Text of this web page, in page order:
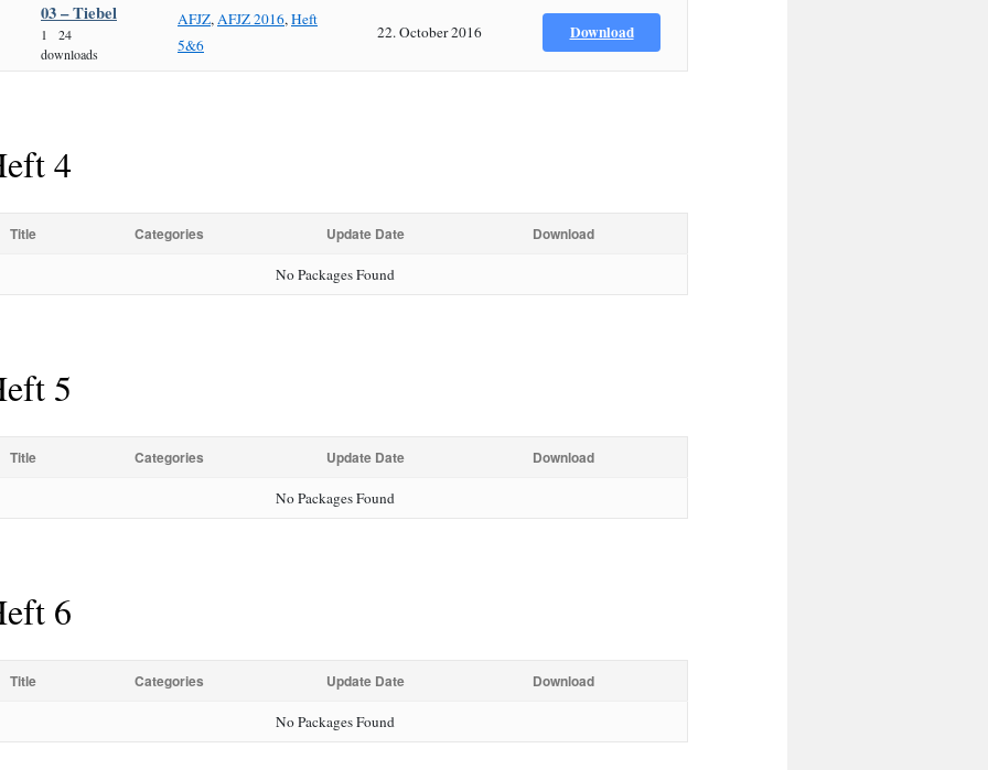
03 – Tiebel
1
24
downloads
AFJZ,AFJZ 2016,Heft
5&6
22. October 2016 Download
4
Title Categories Update Date Download
No Packages Found
5
Title Categories Update Date Download
No Packages Found
6
Title Categories Update Date Download
No Packages Found